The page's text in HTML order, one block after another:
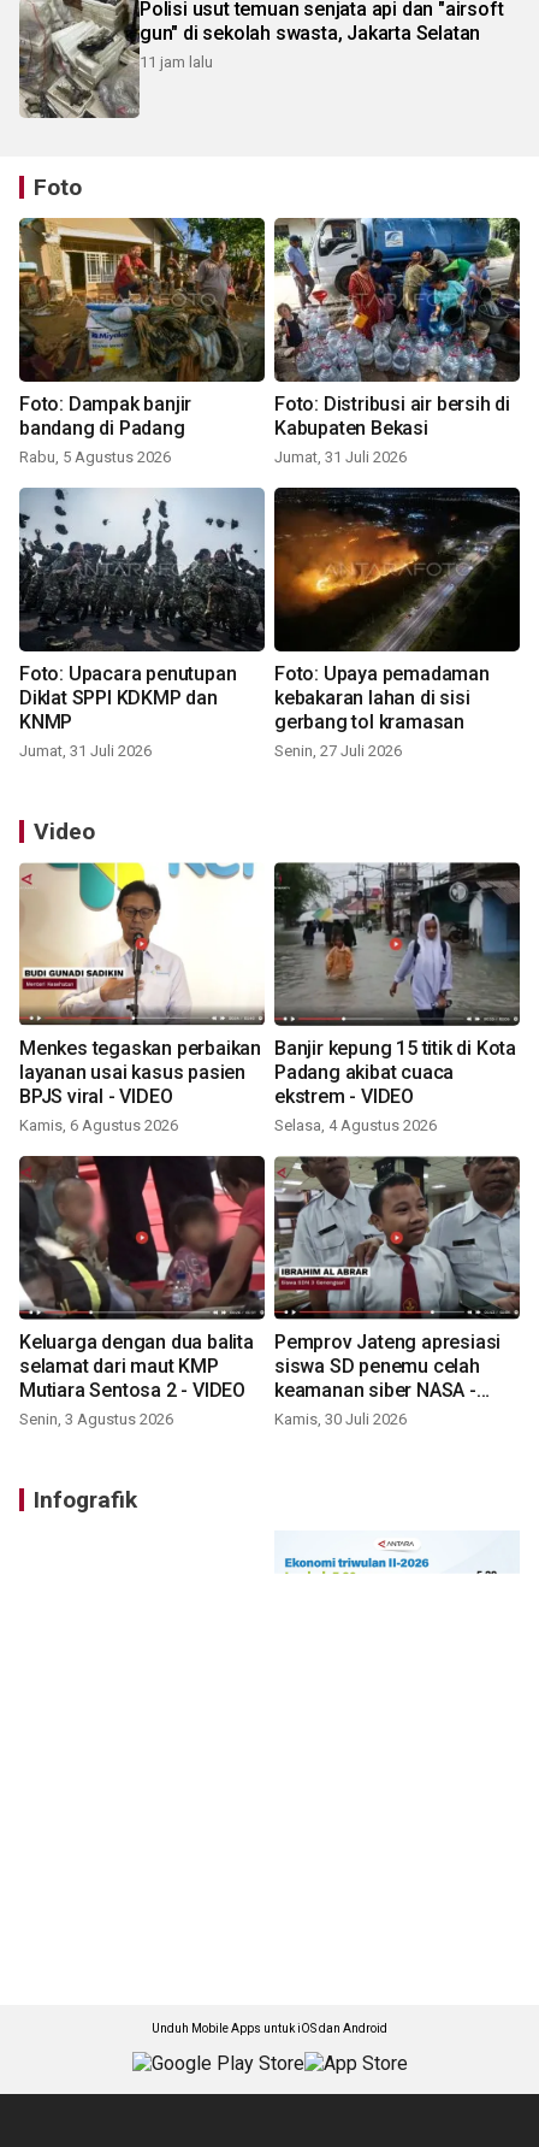
Polisi usut temuan senjata api dan "airsoft
gun" di sekolah swasta, Jakarta Selatan
11 jam lalu
Foto
Foto: Dampak banjir
bandang di Padang
Rabu, 5 Agustus 2026
Foto: Distribusi air bersih di
Kabupaten Bekasi
Jumat, 31 Juli 2026
Foto: Upacara penutupan
Diklat SPPI KDKMP dan
KNMP
Jumat, 31 Juli 2026
Foto: Upaya pemadaman
kebakaran lahan di sisi
gerbang tol kramasan
Senin, 27 Juli 2026
Video
Menkes tegaskan perbaikan
layanan usai kasus pasien
BPJS viral - VIDEO
Kamis, 6 Agustus 2026
Banjir kepung 15 titik di Kota
Padang akibat cuaca
ekstrem - VIDEO
Selasa, 4 Agustus 2026
Keluarga dengan dua balita
selamat dari maut KMP
Mutiara Sentosa 2 - VIDEO
Senin, 3 Agustus 2026
Pemprov Jateng apresiasi
siswa SD penemu celah
keamanan siber NASA -
VIDEO
Kamis, 30 Juli 2026
Infografik
Unduh Mobile Apps untuk iOS dan Android